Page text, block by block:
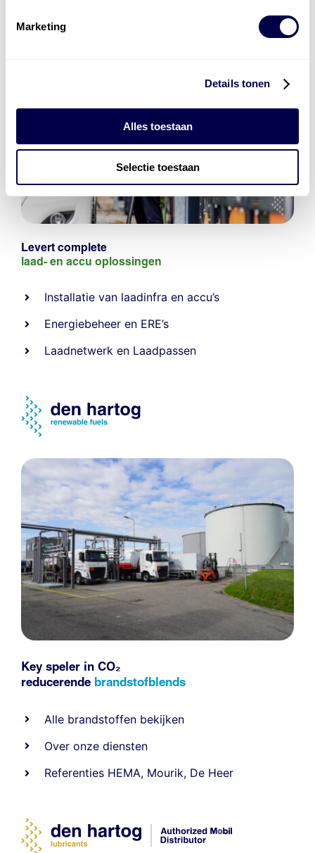
Marketing
Details tonen
Alles toestaan
Selectie toestaan
Levert complete
laad- en accu oplossingen
Installatie van laadinfra en accu’s
Energiebeheer en ERE’s
Laadnetwerk en Laadpassen
Key speler in CO₂
reducerende brandstofblends
Alle brandstoffen bekijken
Over onze diensten
Referenties HEMA, Mourik, De Heer